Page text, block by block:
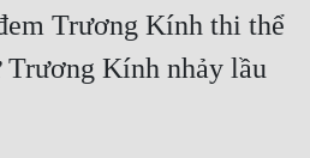
Trương Kính thi thể
Trương Kính nhảy lầu